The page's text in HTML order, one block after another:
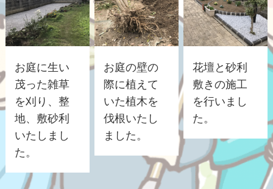
お庭に生い
茂った雑草
を刈り、整
地、敷砂利
いたしまし
た。
お庭の壁の
際に植えて
いた植木を
伐根いたし
ました。
花壇と砂利
敷きの施工
を行いまし
た。